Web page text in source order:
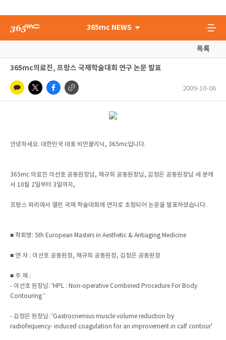
365mc NEWS
목록
365mc의료진, 프랑스 국제학술대회 연구 논문 발표
2009-10-06
안녕하세요. 대한민국 대표 비만클리닉, 365mc입니다.
365mc 의료진 이선호 공동원장님, 채규희 공동원장님, 김정은 공동원장님 세 분께
서 10월 2일부터 3일까지,
프랑스 파리에서 열린 국제 학술대회에 연자로 초청되어 논문을 발표하셨습니다.
■ 학회명: 5th European Masters in Aesthetic & Antiaging Medicine
■ 연 자 : 이선호 공동원장, 채규희 공동원장, 김정은 공동원장
■ 주 제 :
- 이선호 원장님: 'HPL : Non-operative Combined Procedure For Body
Contouring '
- 김정은 원장님: 'Gastrocnemius muscle volume reduction by
radiofequency- induced coagulation for an improvement in calf contour'